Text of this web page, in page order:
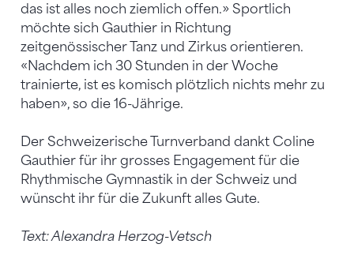
das ist alles noch ziemlich offen.» Sportlich
möchte sich Gauthier in Richtung
zeitgenössischer Tanz und Zirkus orientieren.
«Nachdem ich 30 Stunden in der Woche
trainierte, ist es komisch plötzlich nichts mehr zu
haben», so die 16-Jährige.
Der Schweizerische Turnverband dankt Coline
Gauthier für ihr grosses Engagement für die
Rhythmische Gymnastik in der Schweiz und
wünscht ihr für die Zukunft alles Gute.
Text: Alexandra Herzog-Vetsch